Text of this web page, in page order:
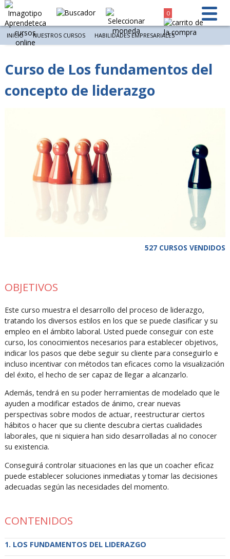
0
INICIO NUESTROS CURSOS HABILIDADES EMPRESARIALES
Curso de Los fundamentos del
concepto de liderazgo
527 CURSOS VENDIDOS
OBJETIVOS
Este curso muestra el desarrollo del proceso de liderazgo,
tratando los diversos estilos en los que se puede clasificar y su
empleo en el ámbito laboral. Usted puede conseguir con este
curso, los conocimientos necesarios para establecer objetivos,
indicar los pasos que debe seguir su cliente para conseguirlo e
incluso incentivar con métodos tan eficaces como la visualización
del éxito, el hecho de ser capaz de llegar a alcanzarlo.
Además, tendrá en su poder herramientas de modelado que le
ayuden a modificar estados de ánimo, crear nuevas
perspectivas sobre modos de actuar, reestructurar ciertos
hábitos o hacer que su cliente descubra ciertas cualidades
laborales, que ni siquiera han sido desarrolladas al no conocer
su existencia.
Conseguirá controlar situaciones en las que un coacher eficaz
puede establecer soluciones inmediatas y tomar las decisiones
adecuadas según las necesidades del momento.
CONTENIDOS
LOS FUNDAMENTOS DEL LIDERAZGO